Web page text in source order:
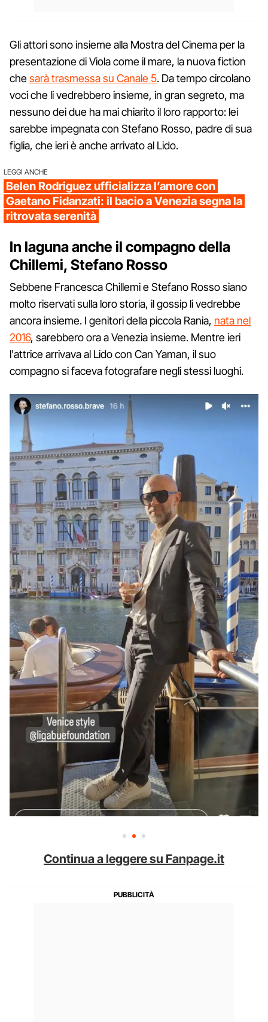
Gli attori sono insieme alla Mostra del Cinema per la
presentazione di Viola come il mare, la nuova fiction
chesarà trasmessa su Canale 5. Da tempo circolano
voci che li vedrebbero insieme, in gran segreto, ma
nessuno dei due ha mai chiarito il loro rapporto: lei
sarebbe impegnata con Stefano Rosso, padre di sua
figlia, che ieri è anche arrivato al Lido.
LEGGI ANCHE
Belen Rodriguez ufficializza l’amore con
Gaetano Fidanzati: il bacio a Venezia segna la
ritrovata serenità
In laguna anche il compagno della
Chillemi, Stefano Rosso
Sebbene Francesca Chillemi e Stefano Rosso siano
molto riservati sulla loro storia, il gossip li vedrebbe
ancora insieme. I genitori della piccola Rania, nata nel
2016, sarebbero ora a Venezia insieme. Mentre ieri
l'attrice arrivava al Lido con Can Yaman, il suo
compagno si faceva fotografare negli stessi luoghi.
Continua a leggere su Fanpage.it